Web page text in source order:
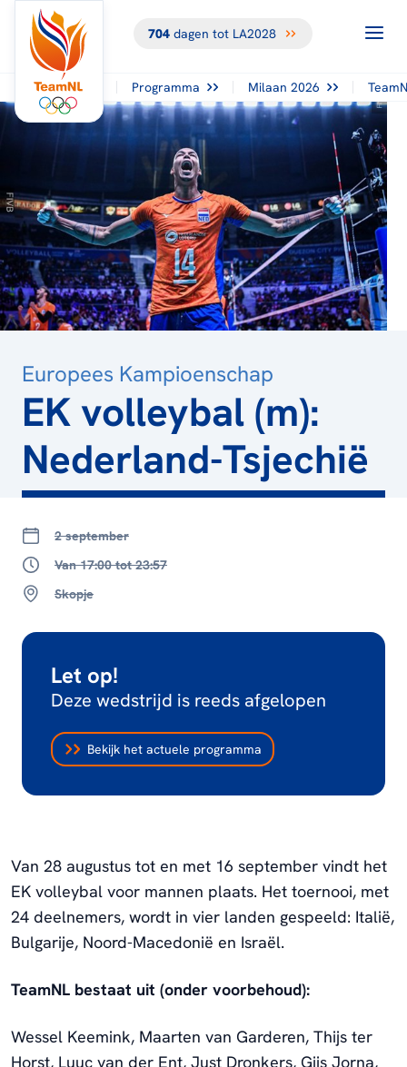
704dagen tot LA2028
Programma Milaan 2026
Europees Kampioenschap
EK volleybal (m):
Nederland-Tsjechië
2 september
Van 17:00 tot 23:57
Skopje
Let op!
Deze wedstrijd is reeds afgelopen
Bekijk het actuele programma
TERUG NAAR
OVERZICHT
Van 28 augustus tot en met 16 september vindt het
EK volleybal voor mannen plaats. Het toernooi, met
24 deelnemers, wordt in vier landen gespeeld: Italië,
Bulgarije, Noord-Macedonië en Israël.
TeamNL bestaat uit (onder voorbehoud):
Wessel Keemink, Maarten van Garderen, Thijs ter
Horst, Luuc van der Ent, Just Dronkers, Gijs Jorna,